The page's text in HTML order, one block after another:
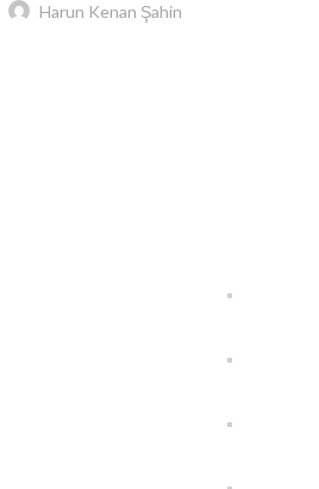
Harun Kenan Şahin